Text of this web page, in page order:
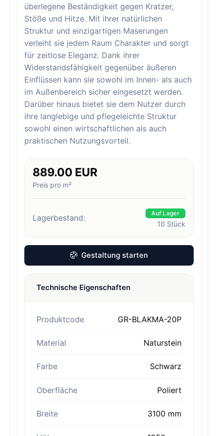
überlegene Beständigkeit gegen Kratzer,
Stöße und Hitze. Mit ihrer natürlichen
Struktur und einzigartigen Maserungen
verleiht sie jedem Raum Charakter und sorgt
für zeitlose Eleganz. Dank ihrer
Widerstandsfähigkeit gegenüber äußeren
Einflüssen kann sie sowohl im Innen- als auch
im Außenbereich sicher eingesetzt werden.
Darüber hinaus bietet sie dem Nutzer durch
ihre langlebige und pflegeleichte Struktur
sowohl einen wirtschaftlichen als auch
praktischen Nutzungsvorteil.
889.00 EUR
Preis pro m²
Lagerbestand: Auf Lager
10 Stück
Gestaltung starten
Technische Eigenschaften
Produktcode GR-BLAKMA-20P
Material Naturstein
Farbe Schwarz
Oberfläche Poliert
Breite 3100 mm